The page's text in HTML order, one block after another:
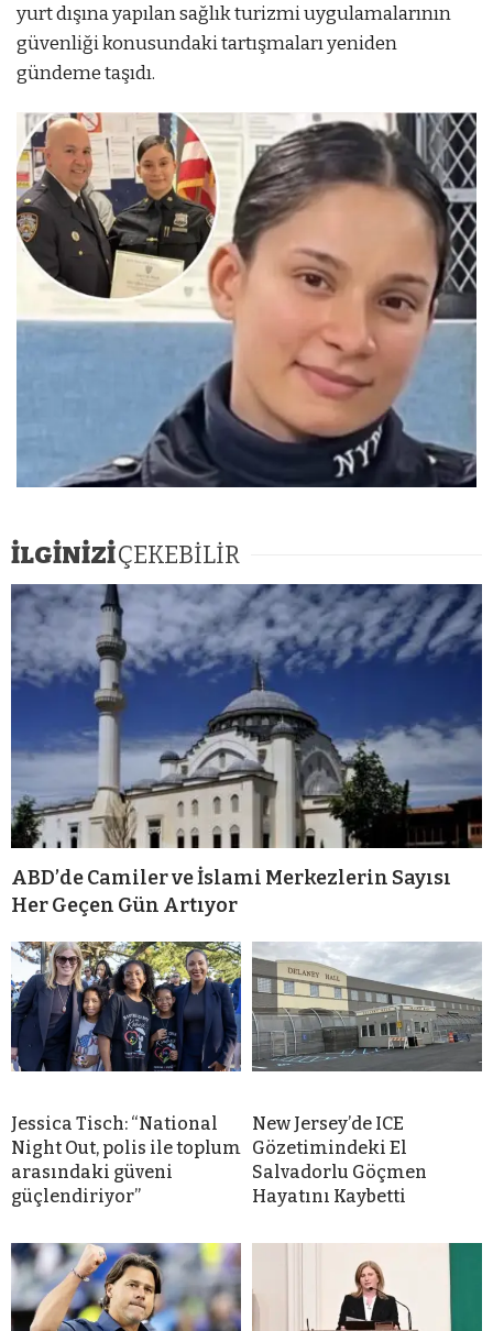
yurt dışına yapılan sağlık turizmi uygulamalarının
güvenliği konusundaki tartışmaları yeniden
gündeme taşıdı.
İLGİNİZİÇEKEBİLİR
ABD’de Camiler ve İslami Merkezlerin Sayısı
Her Geçen Gün Artıyor
Jessica Tisch: “National
Night Out, polis ile toplum
arasındaki güveni
güçlendiriyor”
New Jersey’de ICE
Gözetimindeki El
Salvadorlu Göçmen
Hayatını Kaybetti